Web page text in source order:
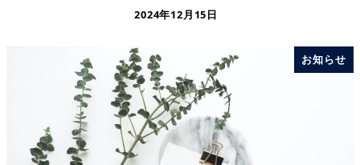
2024年12月15日
お知らせ